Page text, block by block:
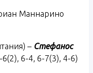
Маннарино
– Стефанос
6-4, 6-7(3), 4-6)